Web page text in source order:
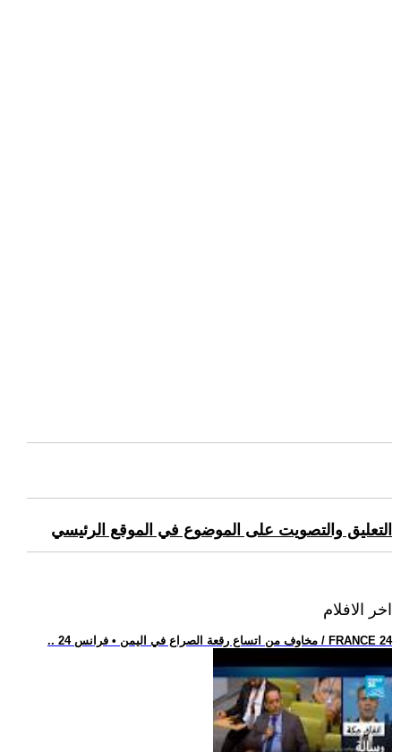
التعليق والتصويت على الموضوع في الموقع الرئيسي
اخر الافلام
.. مخاوف من اتساع رقعة الصراع في اليمن • فرانس 24 / FRANCE 24